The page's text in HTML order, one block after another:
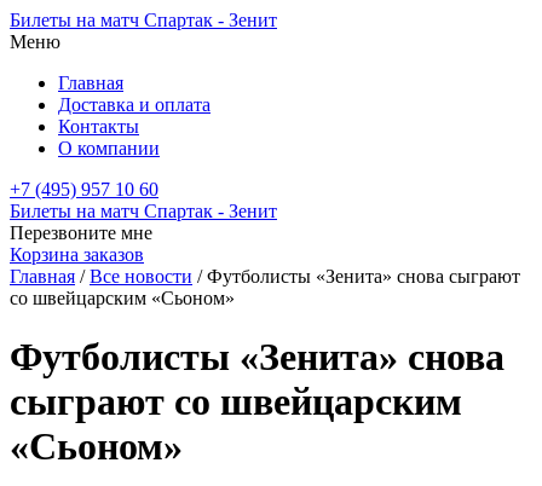
Билеты на матч Спартак - Зенит
Меню
Главная
Доставка и оплата
Контакты
О компании
+7 (495) 957 10 60
Билеты на матч Спартак - Зенит
Перезвоните мне
Корзина заказов
Главная /Все новости /Футболисты «Зенита» снова сыграют
со швейцарским «Сьоном»
Футболисты «Зенита» снова
сыграют со швейцарским
«Сьоном»